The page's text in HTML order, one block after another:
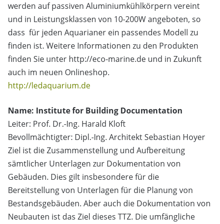
werden auf passiven Aluminiumkühlkörpern vereint
und in Leistungsklassen von 10-200W angeboten, so
dass für jeden Aquarianer ein passendes Modell zu
finden ist. Weitere Informationen zu den Produkten
finden Sie unter http://eco-marine.de und in Zukunft
auch im neuen Onlineshop.
http://ledaquarium.de
Name: Institute for Building Documentation
Leiter: Prof. Dr.-Ing. Harald Kloft
Bevollmächtigter: Dipl.-Ing. Architekt Sebastian Hoyer
Ziel ist die Zusammenstellung und Aufbereitung
sämtlicher Unterlagen zur Dokumentation von
Gebäuden. Dies gilt insbesondere für die
Bereitstellung von Unterlagen für die Planung von
Bestandsgebäuden. Aber auch die Dokumentation von
Neubauten ist das Ziel dieses TTZ. Die umfängliche